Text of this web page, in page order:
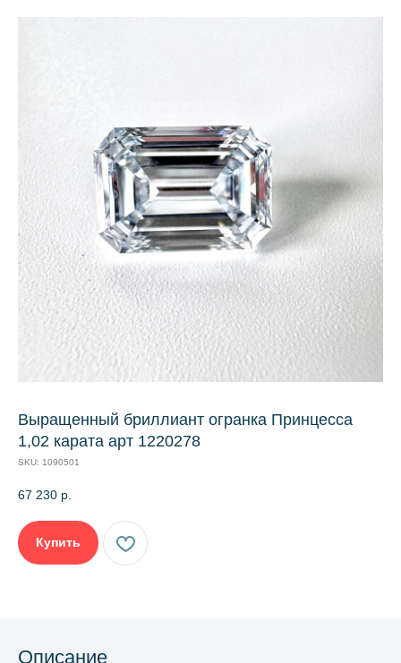
Выращенный бриллиант огранка Принцесса
1,02 карата арт 1220278
SKU: 1090501
67 230 р.
Купить
Описание